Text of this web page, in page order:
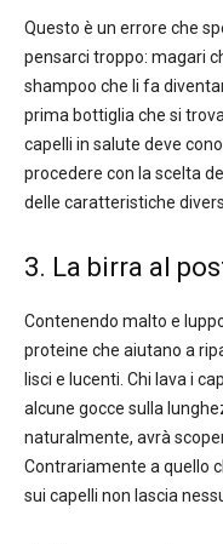
Questo è un errore che
pensarci troppo: magari
shampoo che li fa
prima bottiglia che si
capelli in salute deve
procedere con la scelta
delle caratteristiche
3. La birra al
Contenendo malto e
proteine che aiutano a
lisci e lucenti. Chi lava i
alcune gocce sulla
naturalmente, avrà
Contrariamente a quello
sui capelli non lascia